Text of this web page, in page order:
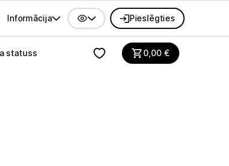
izvēlne
Informācija Pieslēgties
statuss 0,00€